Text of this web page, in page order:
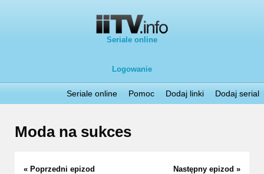
Seriale online
Logowanie
Seriale online Pomoc Dodaj linki Dodaj serial
Moda na sukces
« Poprzedni epizod Następny epizod »